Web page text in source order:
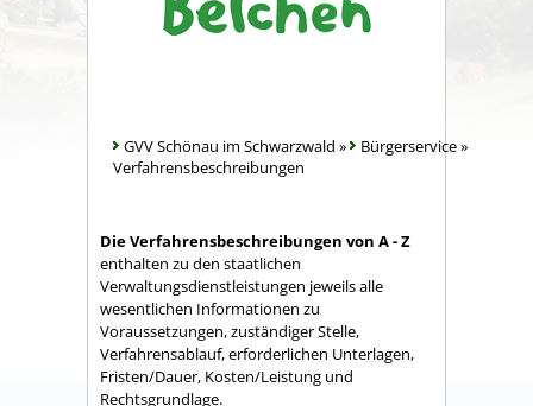
GVV Schönau im Schwarzwald » Bürgerservice»
Verfahrensbeschreibungen
Die Verfahrensbeschreibungen von A - Z
enthalten zu den staatlichen
Verwaltungsdienstleistungen jeweils alle
wesentlichen Informationen zu
Voraussetzungen, zuständiger Stelle,
Verfahrensablauf, erforderlichen Unterlagen,
Fristen/Dauer, Kosten/Leistung und
Rechtsgrundlage.